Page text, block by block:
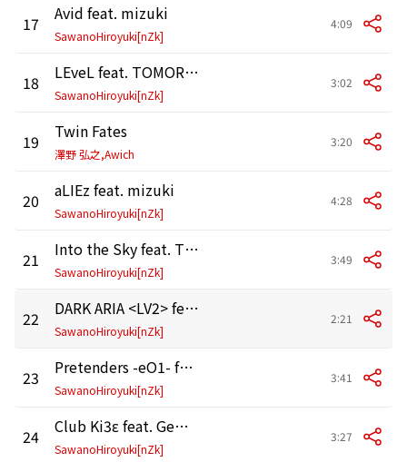
17 Avid feat. mizuki
SawanoHiroyuki[nZk]
4:09
18 LEveL feat. TOMORROW X TOGETHER
SawanoHiroyuki[nZk]
3:02
19 Twin Fates
澤野 弘之,Awich
3:20
20 aLIEz feat. mizuki
SawanoHiroyuki[nZk]
4:28
21 Into the Sky feat. Tielle
SawanoHiroyuki[nZk]
3:49
22 DARK ARIA <LV2> feat. XAI
SawanoHiroyuki[nZk]
2:21
23 Pretenders -eO1- feat. mica
SawanoHiroyuki[nZk]
3:41
24 Club Ki3ε feat. Gemie
SawanoHiroyuki[nZk]
3:27